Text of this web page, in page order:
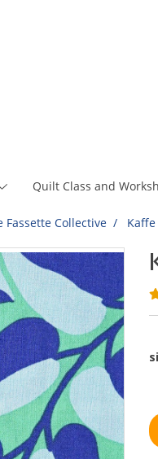
Quilt Class and
Fassette Collective